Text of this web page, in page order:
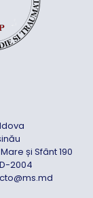
și Sfânt 190
2004